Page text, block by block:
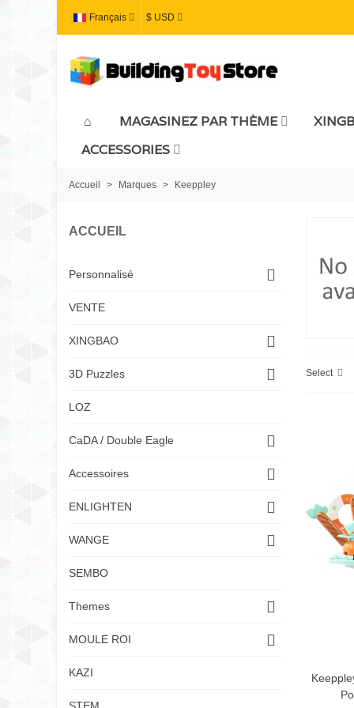
Français $ USD
MAGASINEZ PAR THÈME
ACCESSORIES
Accueil > Marques > Keeppley
ACCUEIL
Personnalisé
VENTE
XINGBAO
3D Puzzles
LOZ
CaDA / Double Eagle
Accessoires
ENLIGHTEN
WANGE
SEMBO
Themes
MOULE ROI
KAZI
Select